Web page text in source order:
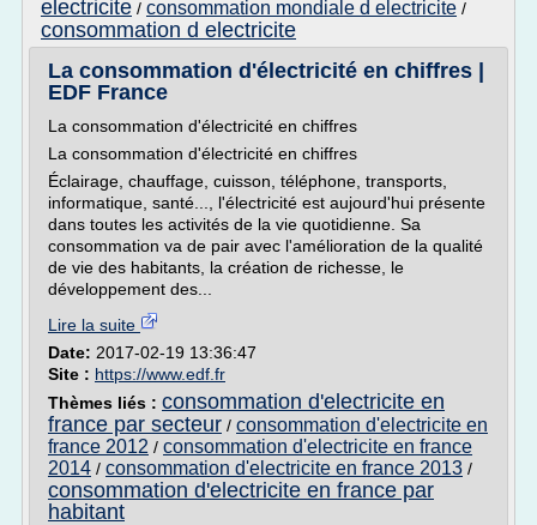
electricite / consommation mondiale d electricite /
consommation d electricite
La consommation d'électricité en chiffres |
EDF France
La consommation d'électricité en chiffres
La consommation d'électricité en chiffres
Éclairage, chauffage, cuisson, téléphone, transports,
informatique, santé..., l'électricité est aujourd'hui présente
dans toutes les activités de la vie quotidienne. Sa
consommation va de pair avec l'amélioration de la qualité
de vie des habitants, la création de richesse, le
développement des...
Lire la suite
Date: 2017-02-19 13:36:47
Site : https://www.edf.fr
Thèmes liés : consommation d'electricite en
france par secteur / consommation d'electricite en
france 2012 / consommation d'electricite en france
2014 / consommation d'electricite en france 2013 /
consommation d'electricite en france par
habitant